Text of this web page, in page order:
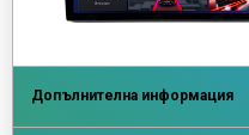
Допълнителна информация